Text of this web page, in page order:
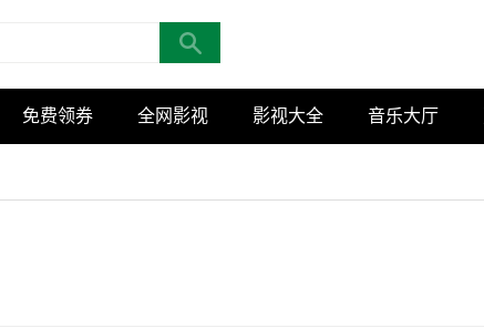
免费领券 全网影视 影视大全 音乐大厅